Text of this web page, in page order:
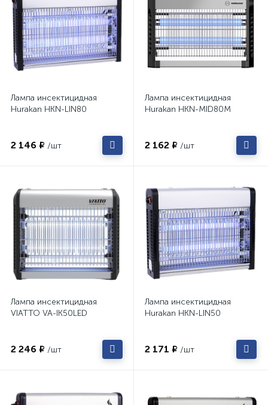
Лампа инсектицидная
Hurakan HKN-LIN80
2 146 ₽ /шт
Лампа инсектицидная
Hurakan HKN-MID80M
2 162 ₽ /шт
Лампа инсектицидная
VIATTO VA-IK50LED
2 246 ₽ /шт
Лампа инсектицидная
Hurakan HKN-LIN50
2 171 ₽ /шт